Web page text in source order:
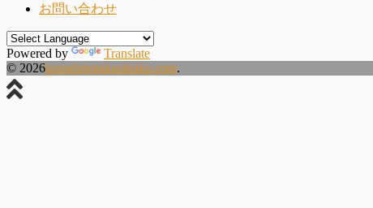
お問い合わせ
Powered by
Translate
© 2026kurashinotakarabako.com.